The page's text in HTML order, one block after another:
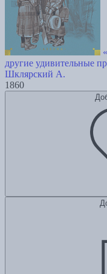
другие удивительные
Шклярский А.
1860